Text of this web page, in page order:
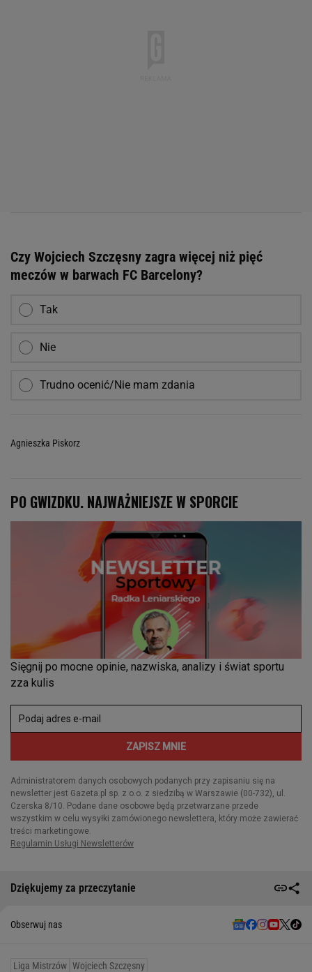
Czy Wojciech Szczęsny zagra więcej niż pięć
meczów w barwach FC Barcelony?
Tak
Nie
Trudno ocenić/Nie mam zdania
Agnieszka Piskorz
Dziękujemy za przeczytanie
Obserwuj nas
Liga Mistrzów Wojciech Szczęsny